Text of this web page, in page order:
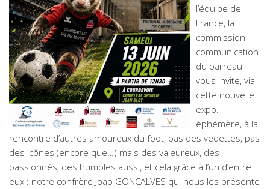
l’équipe de
France, la
commission
communication
du barreau
vous invite, via
cette nouvelle
expo.
éphémère, à la
rencontre d’autres amoureux du foot, pas des vedettes, pas
des icônes (encore que…) mais des valeureux, des
passionnés, des humbles aussi, et cela grâce à l’un d’entre
eux : notre confrère Joao GONCALVES qui nous les présente